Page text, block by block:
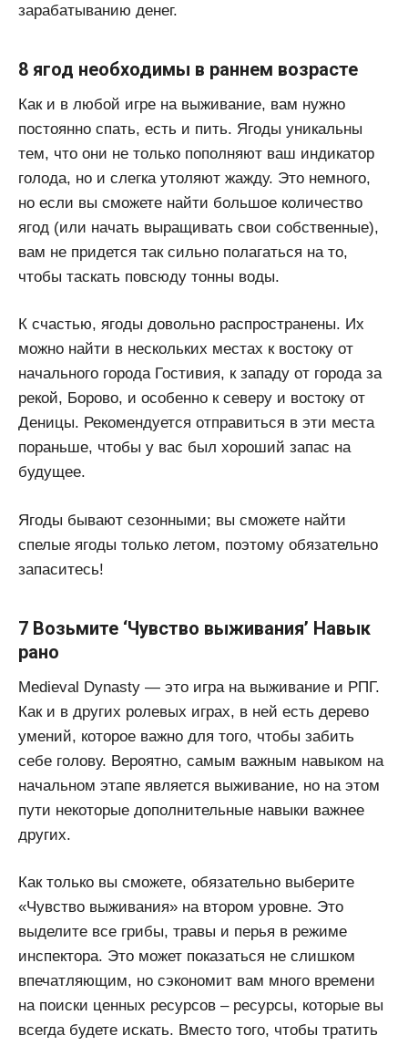
зарабатыванию денег.
8 ягод необходимы в раннем возрасте
Как и в любой игре на выживание, вам нужно
постоянно спать, есть и пить. Ягоды уникальны
тем, что они не только пополняют ваш индикатор
голода, но и слегка утоляют жажду. Это немного,
но если вы сможете найти большое количество
ягод (или начать выращивать свои собственные),
вам не придется так сильно полагаться на то,
чтобы таскать повсюду тонны воды.
К счастью, ягоды довольно распространены. Их
можно найти в нескольких местах к востоку от
начального города Гостивия, к западу от города за
рекой, Борово, и особенно к северу и востоку от
Деницы. Рекомендуется отправиться в эти места
пораньше, чтобы у вас был хороший запас на
будущее.
Ягоды бывают сезонными; вы сможете найти
спелые ягоды только летом, поэтому обязательно
запаситесь!
7 Возьмите ‘Чувство выживания’ Навык
рано
Medieval Dynasty — это игра на выживание и РПГ.
Как и в других ролевых играх, в ней есть дерево
умений, которое важно для того, чтобы забить
себе голову. Вероятно, самым важным навыком на
начальном этапе является выживание, но на этом
пути некоторые дополнительные навыки важнее
других.
Как только вы сможете, обязательно выберите
«Чувство выживания» на втором уровне. Это
выделите все грибы, травы и перья в режиме
инспектора. Это может показаться не слишком
впечатляющим, но сэкономит вам много времени
на поиски ценных ресурсов – ресурсы, которые вы
всегда будете искать. Вместо того, чтобы тратить